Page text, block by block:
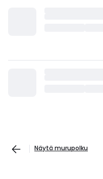
Näytä murupolku